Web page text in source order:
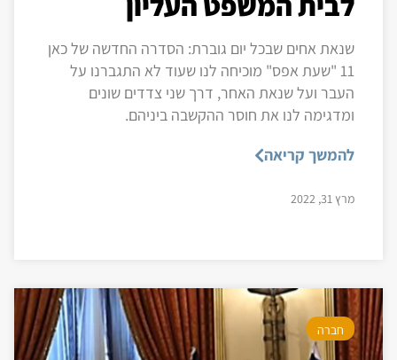
שנאת אחים שבכל יום גוברת: הסדרה החדשה של כאן
11 "שעת אפס" מוכיחה לנו שעוד לא התגברנו על
העבר ועל שנאת האחר, דרך שני צדדים שונים
ומדגימה לנו את חוסר ההקשבה ביניהם.
להמשך קריאה
מרץ 31, 2022
חברה